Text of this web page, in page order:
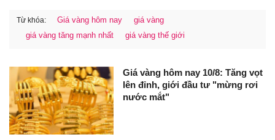
Từ khóa: Giá vàng hôm nay
giá vàng
giá vàng tăng mạnh nhất
giá vàng thế giới
Giá vàng hôm nay 10/8: Tăng vọt
lên đỉnh, giới đầu tư "mừng rơi
nước mắt"